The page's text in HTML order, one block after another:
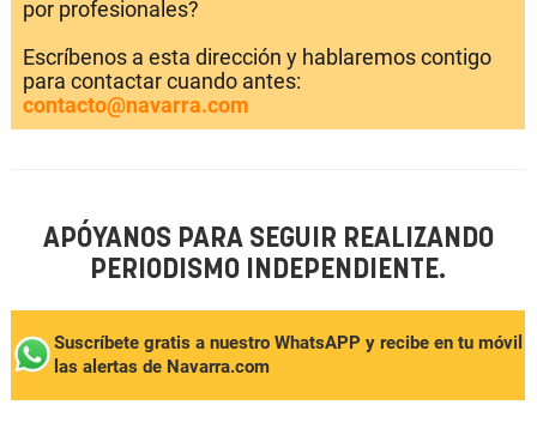
por profesionales?
Escríbenos a esta dirección y hablaremos contigo
para contactar cuando antes:
contacto@navarra.com
APÓYANOS PARA SEGUIR REALIZANDO
PERIODISMO INDEPENDIENTE.
Suscríbete gratis a nuestro WhatsAPP y recibe en tu móvil
las alertas de Navarra.com